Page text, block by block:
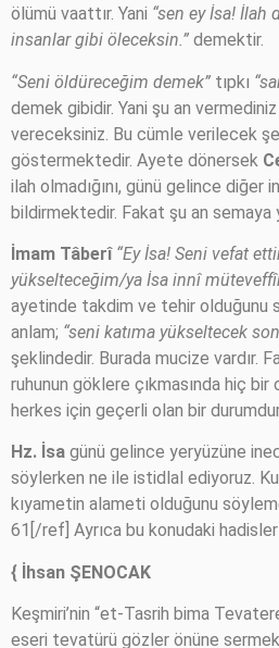
ölümü vaattır. Yani “sen ey İsa!
insanlar gibi öleceksin.” demektir.
“Seni öldüreceğim demek” tıpkı
demek gibidir. Yani şu an
vereceksiniz. Bu cümle verilecek
göstermektedir. Ayete dönersek
ilah olmadığını, günü gelince diğer
bildirmektedir. Fakat şu an semaya
İmam Tâberî “Ey İsa! Seni vefat
yükselteceğim/ya İsa innî
ayetinde takdim ve tehir olduğunu
anlam; “seni katıma yükseltecek
şeklindedir. Burada mucize vardır.
ruhunun göklere çıkmasında hiç
herkes için geçerli olan bir
Hz. İsa günü gelince yeryüzüne
söylerken ne ile istidlal ediyoruz.
kıyametin alameti olduğunu
61[/ref] Ayrıca bu konudaki
{ İhsan ŞENOCAK
Keşmiri’nin “et-Tasrih bima
eseri tevatürü gözler önüne